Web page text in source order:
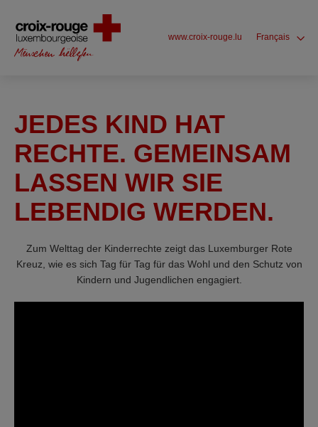
www.croix-rouge.lu Français
JEDES KIND HAT
RECHTE. GEMEINSAM
LASSEN WIR SIE
LEBENDIG WERDEN.
Zum Welttag der Kinderrechte zeigt das Luxemburger Rote
Kreuz, wie es sich Tag für Tag für das Wohl und den Schutz von
Kindern und Jugendlichen engagiert.